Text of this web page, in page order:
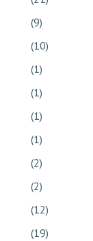
(9)
(10)
(1)
(1)
(1)
(1)
(2)
(2)
(12)
(19)